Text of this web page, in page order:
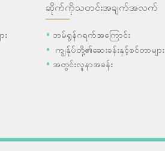
း
ဆိုက်ကိုသတင်းအချက်အလက်
ဘမ်ရွန်ဂရက်အကြောင်း
ကျွန်ုပ်တို့၏ဆေးခန်းနှင့်စင်တာများ
အတွင်းလူနာအခန်း